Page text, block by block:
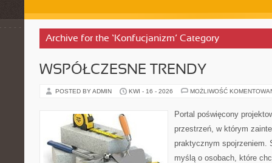
Archive for the ‘Konfucjanizm’ Category
WSPÓŁCZESNE TRENDY
POSTED BY ADMIN KWI - 16 - 2026 MOŻLIWOŚĆ
Portal poświęcony
przestrzeń, w którym
praktycznym spojrzeniem.
myślą o osobach, które